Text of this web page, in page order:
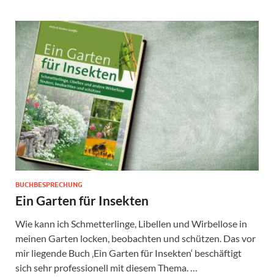
BUCHBESPRECHUNG
Ein Garten für Insekten
Wie kann ich Schmetterlinge, Libellen und Wirbellose in
meinen Garten locken, beobachten und schützen. Das vor
mir liegende Buch ‚Ein Garten für Insekten‘ beschäftigt
sich sehr professionell mit diesem Thema. …